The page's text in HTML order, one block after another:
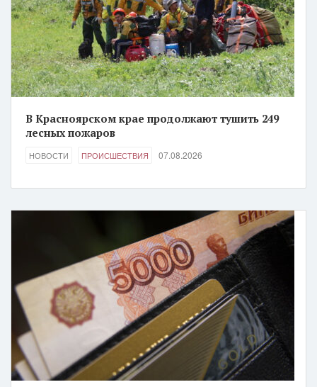
В Красноярском крае продолжают тушить 249
лесных пожаров
НОВОСТИ ПРОИСШЕСТВИЯ 07.08.2026